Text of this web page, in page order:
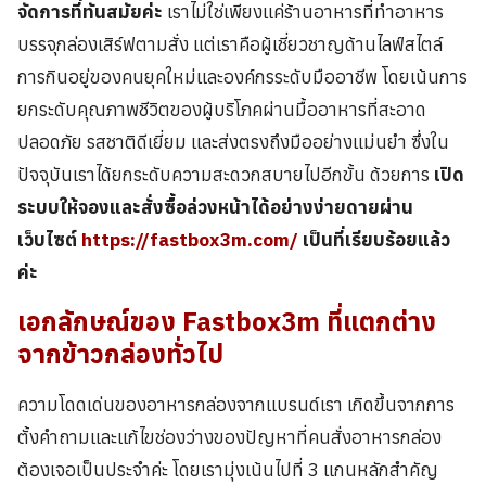
จัดการที่ทันสมัยค่ะ เราไม่ใช่เพียงแค่ร้านอาหารที่ทำอาหาร
บรรจุกล่องเสิร์ฟตามสั่ง แต่เราคือผู้เชี่ยวชาญด้านไลฟ์สไตล์
การกินอยู่ของคนยุคใหม่และองค์กรระดับมืออาชีพ โดยเน้นการ
ยกระดับคุณภาพชีวิตของผู้บริโภคผ่านมื้ออาหารที่สะอาด
ปลอดภัย รสชาติดีเยี่ยม และส่งตรงถึงมืออย่างแม่นยำ ซึ่งใน
ปัจจุบันเราได้ยกระดับความสะดวกสบายไปอีกขั้น ด้วยการ เปิด
ระบบให้จองและสั่งซื้อล่วงหน้าได้อย่างง่ายดายผ่าน
เว็บไซต์ https://fastbox3m.com/ เป็นที่เรียบร้อยแล้ว
ค่ะ
เอกลักษณ์ของ Fastbox3m ที่แตกต่าง
จากข้าวกล่องทั่วไป
ความโดดเด่นของอาหารกล่องจากแบรนด์เรา เกิดขึ้นจากการ
ตั้งคำถามและแก้ไขช่องว่างของปัญหาที่คนสั่งอาหารกล่อง
ต้องเจอเป็นประจำค่ะ โดยเรามุ่งเน้นไปที่ 3 แกนหลักสำคัญ